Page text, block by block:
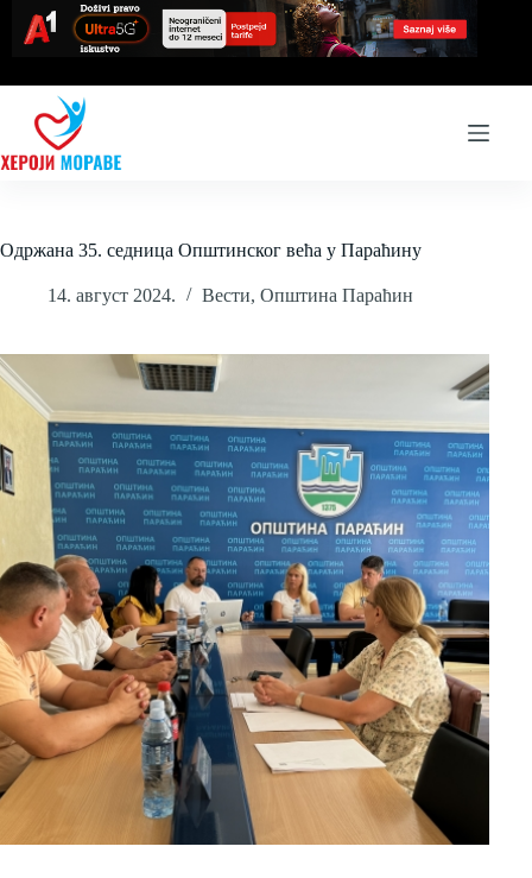
content
Одржана 35. седница Општинског већа у Параћину
14. август 2024. Вести, Општина Параћин